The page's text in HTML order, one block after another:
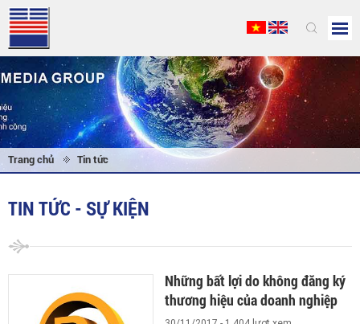
Trang chủ Tin tức
TIN TỨC - SỰ KIỆN
Những bất lợi do không đăng ký
thương hiệu của doanh nghiệp